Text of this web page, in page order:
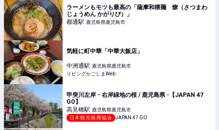
ラーメンもモツも最高の「薩摩和穣麺 燎（さつまわ
じょうめん かがりび）」
都通駅 鹿児島県鹿児島市
気軽に町中華「中華大飯店」
中洲通駅 鹿児島県鹿児島市
リビングかごしまWeb
甲突川左岸・右岸緑地の桜 / 鹿児島県 -【JAPAN 47
GO】
高見橋駅 鹿児島県鹿児島市
日本観光振興協会
JAPAN 47 GO